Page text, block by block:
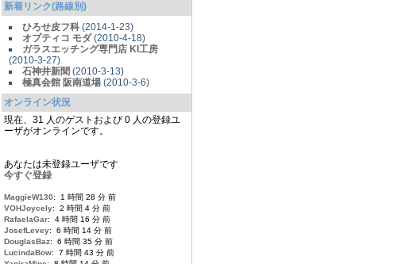
新着リンク(路線別)
ひろせ皮フ科 (2014-1-23)
オプティコ モダ(2010-4-18)
ガラスエッチング専門店 KI工房
(2010-3-27)
石神井新聞 (2010-3-13)
極真会館 阪南道場 (2010-3-6)
オンライン状況
現在、31 人のゲストおよび 0 人の登録ユ
ーザがオンラインです。
あなたは未登録ユーザです
今すぐ登録
MaggieW130: 1 時間 28 分 前
VOHJoycely: 2 時間 4 分 前
RafaelaGar: 4 時間 16 分 前
JosefLevey: 6 時間 14 分 前
DouglasBaz: 6 時間 35 分 前
LucindaBow: 7 時間 43 分 前